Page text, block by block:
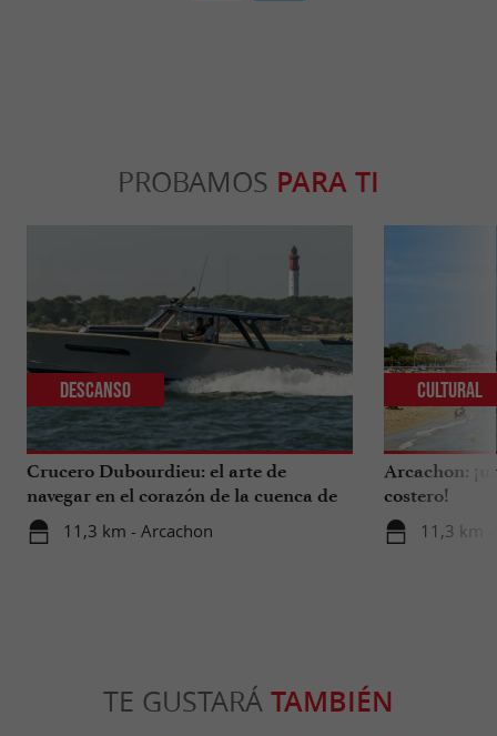
PROBAMOS PARA TI
Crucero Dubourdieu: el arte de
navegar en el corazón de la cuenca de
Arcachon.
11,3 km - Arcachon
Descanso
Arcachon:
costero!
11,3 km
Cultural
TE GUSTARÁ TAMBIÉN